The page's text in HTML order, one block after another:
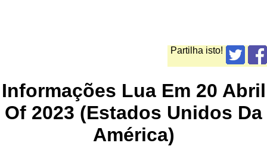
Partilha isto!
Informações Lua Em 20 Abril
Of 2023 (Estados Unidos Da
América)